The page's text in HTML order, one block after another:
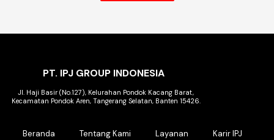
PT. IPJ GROUP INDONESIA
Jl. Haji Basir (No.127), Kelurahan Pondok Kacang Barat,
Kecamatan Pondok Aren, Tangerang Selatan, Banten 15426.
Beranda Tentang Kami Layanan Karir IPJ